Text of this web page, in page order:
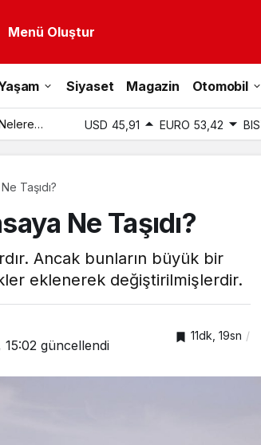
Menü Oluştur
Siyaset Magazin Otomobil
USD 45,91 EURO 53,42
Taşıdı?
Ne Taşıdı?
Ancak bunların büyük bir
eklenerek değiştirilmişlerdir.
15:02 güncellendi
11dk, 19sn